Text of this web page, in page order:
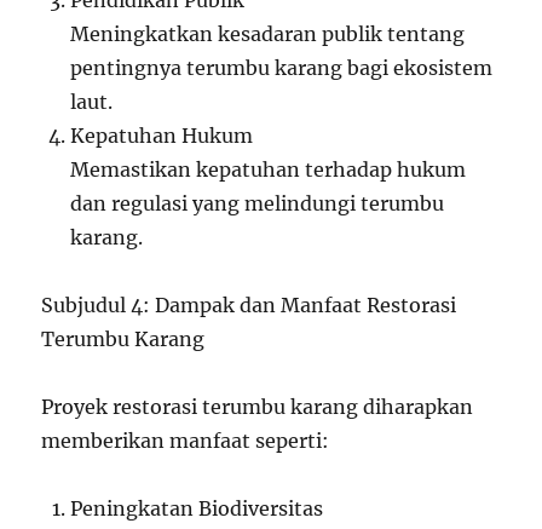
Meningkatkan kesadaran publik tentang
pentingnya terumbu karang bagi ekosistem
laut.
Kepatuhan Hukum
Memastikan kepatuhan terhadap hukum
dan regulasi yang melindungi terumbu
karang.
Subjudul 4: Dampak dan Manfaat Restorasi
Terumbu Karang
Proyek restorasi terumbu karang diharapkan
memberikan manfaat seperti:
Peningkatan Biodiversitas